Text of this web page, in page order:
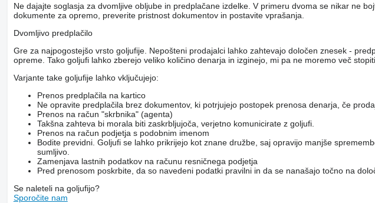
Ne dajajte soglasja za dvomljive obljube in predplačane izdelke. V primeru dvoma se nikar ne
dokumente za opremo, preverite pristnost dokumentov in postavite vprašanja.
Dvomljivo predplačilo
Gre za najpogostejšo vrsto goljufije. Nepošteni prodajalci lahko zahtevajo določen znesek -
opreme. Tako goljufi lahko zberejo veliko količino denarja in izginejo, mi pa ne moremo več
Varjante take goljufije lahko vključujejo:
Prenos predplačila na kartico
Ne opravite predplačila brez dokumentov, ki potrjujejo postopek prenosa denarja, če
Prenos na račun "skrbnika" (agenta)
Takšna zahteva bi morala biti zaskrbljujoča, verjetno komunicirate z goljufi.
Prenos na račun podjetja s podobnim imenom
Bodite previdni. Goljufi se lahko prikrijejo kot znane družbe, saj opravijo manjše
sumljivo.
Zamenjava lastnih podatkov na računu resničnega podjetja
Pred prenosom poskrbite, da so navedeni podatki pravilni in da se nanašajo točno na
Se naleteli na goljufijo?
Sporočite nam